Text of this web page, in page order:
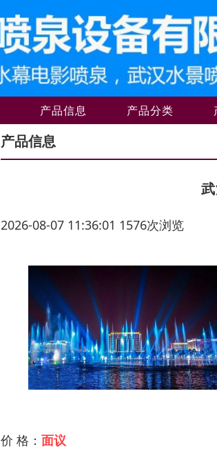
产品信息 产品分类
产品信息
2026-08-07 11:36:01 1576次浏览
价 格： 面议